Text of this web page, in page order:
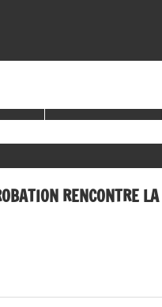
RENCONTRE LA
national